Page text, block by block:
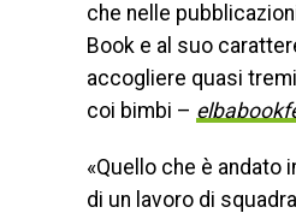
che nelle
Book e al suo
accogliere quasi
coi bimbi –
«Quello che è
di un lavoro di